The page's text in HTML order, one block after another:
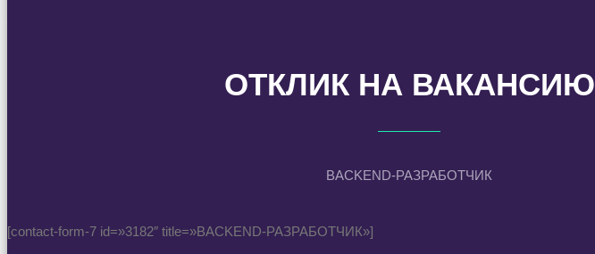
ОТКЛИК НА ВАКАНСИЮ
BACKEND-РАЗРАБОТЧИК
[contact-form-7 id=»3182″ title=»BACKEND-РАЗРАБОТЧИК»]